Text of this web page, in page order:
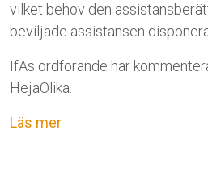
vilket behov den
beviljade assistansen
IfAs ordförande har
HejaOlika.
Läs mer